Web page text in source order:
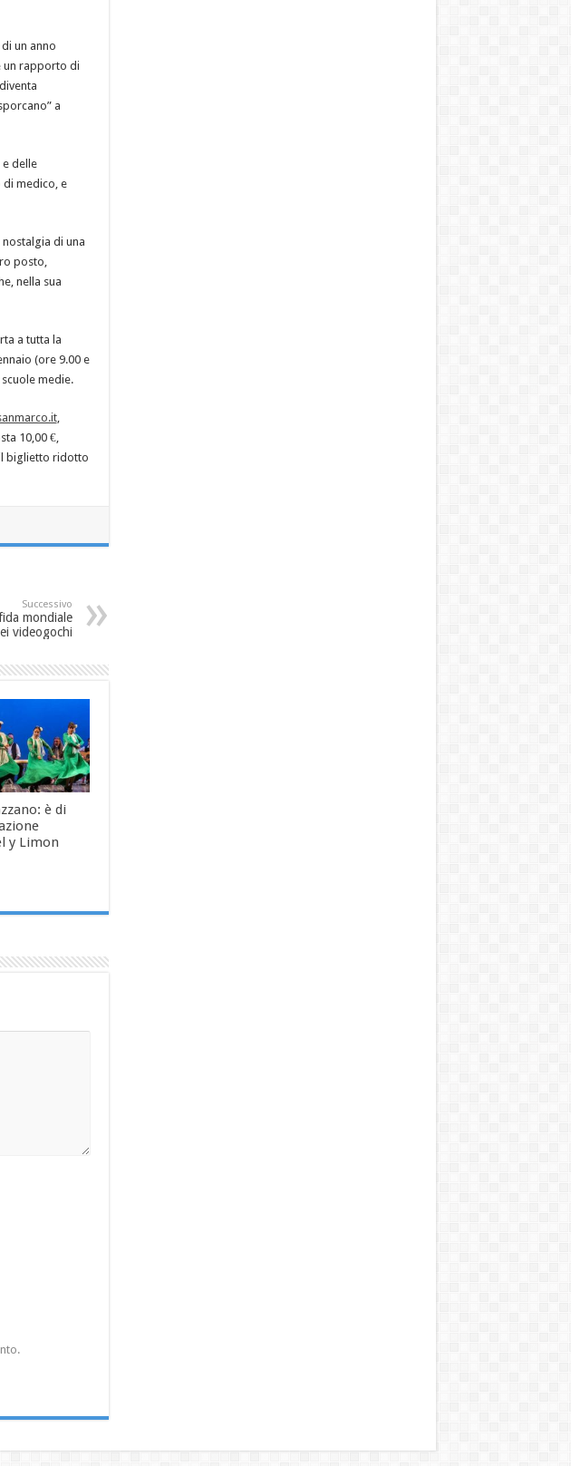
un anno
un rapporto di
a
delle
medico, e
di una
posto,
nella sua
a tutta la
(ore 9.00 e
medie.
,
10,00 €,
biglietto ridotto
Successivo
mondiale
videogochi
è di
y Limon